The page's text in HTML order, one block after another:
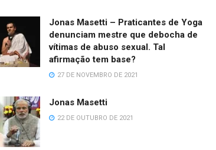
Jonas Masetti – Praticantes de Yoga
denunciam mestre que debocha de
vítimas de abuso sexual. Tal
afirmação tem base?
27 DE NOVEMBRO DE 2021
Jonas Masetti
22 DE OUTUBRO DE 2021